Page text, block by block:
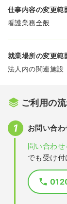
仕事内容の変更範
看護業務全般
就業場所の変更範
法人内の関連施設
ご利用の
お問い合わ
問い合わせ
でも受け付